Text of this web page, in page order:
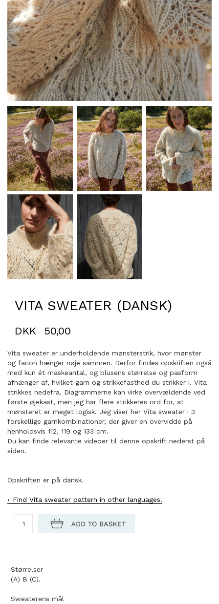
VITA SWEATER (DANSK)
DKK 50,00
Vita sweater er underholdende mønsterstrik, hvor mønster
og facon hænger nøje sammen. Derfor findes opskriften også
med kun ét maskeantal, og blusens størrelse og pasform
afhænger af, hvilket garn og strikkefasthed du strikker i. Vita
strikkes nedefra. Diagrammerne kan virke overvældende ved
første øjekast, men jeg har flere strikkeres ord for, at
mønsteret er meget logisk. Jeg viser her Vita sweater i 3
forskellige garnkombinationer, der giver en overvidde på
henholdsvis 112, 119 og 133 cm.
Du kan finde relevante videoer til denne opskrift nederst på
siden.
Opskriften er på dansk.
Find Vita sweater pattern in other languages.
Størrelser
(A) B (C).
Sweaterens mål